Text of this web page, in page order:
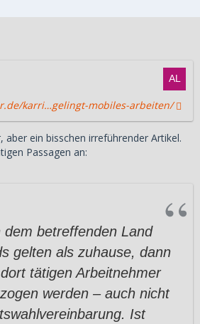
karri…gelingt-mobiles-arbeiten/
aber ein bisschen irreführender Artikel.
Passagen an:
dem betreffenden Land
gelten als zuhause, dann
tätigen Arbeitnehmer
werden – auch nicht
Ist